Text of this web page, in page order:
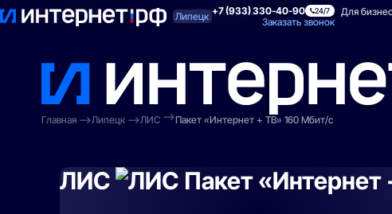
Липецк +7 (933) 330-40-90 24/7
Заказать звонок
Поиск по адресу Для квартиры Для
Главная
Липецк ЛИС Пакет «Интернет + ТВ» 160 Мбит/с
ЛИС Пакет